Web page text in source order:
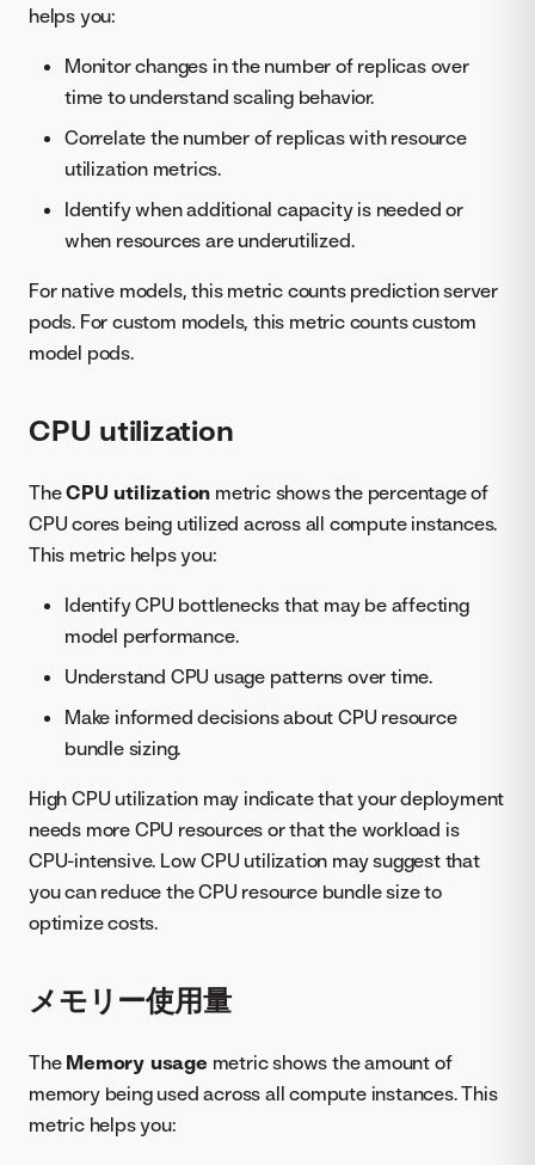
helps you:
Monitor changes in the number of replicas over
time to understand scaling behavior.
Correlate the number of replicas with resource
utilization metrics.
Identify when additional capacity is needed or
when resources are underutilized.
For native models, this metric counts prediction server
pods. For custom models, this metric counts custom
model pods.
CPU utilization
TheCPU utilization metric shows the percentage of
CPU cores being utilized across all compute instances.
This metric helps you:
Identify CPU bottlenecks that may be affecting
model performance.
Understand CPU usage patterns over time.
Make informed decisions about CPU resource
bundle sizing.
High CPU utilization may indicate that your deployment
needs more CPU resources or that the workload is
CPU-intensive. Low CPU utilization may suggest that
you can reduce the CPU resource bundle size to
optimize costs.
メモリー使用量
The Memory usage metric shows the amount of
memory being used across all compute instances. This
metric helps you: